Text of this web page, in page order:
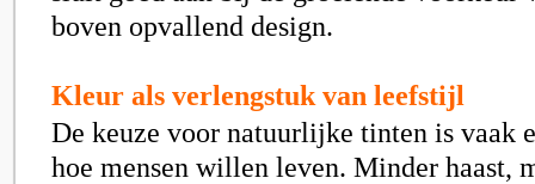
boven opvallend design.
Kleur als verlengstuk van leefstijl
De keuze voor natuurlijke tinten is vaak
hoe mensen willen leven. Minder haast,